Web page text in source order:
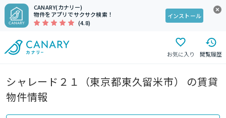
CANARY(カナリー)
物件をアプリでサクサク検索！
(4.8)
インストール
お気に入り 閲覧履歴
シャレード２１（東京都東久留米市） の賃貸
物件情報